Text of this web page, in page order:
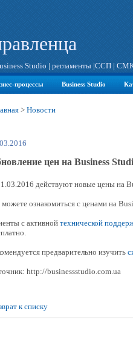
Studio | регламенты |ССП |
процессы Business Studio
> Новости
цен на Business
действуют новые цены на
ознакомиться с ценами на
с активнойтехнической
предварительно изучить
http://businessstudio.com.ua
к списку